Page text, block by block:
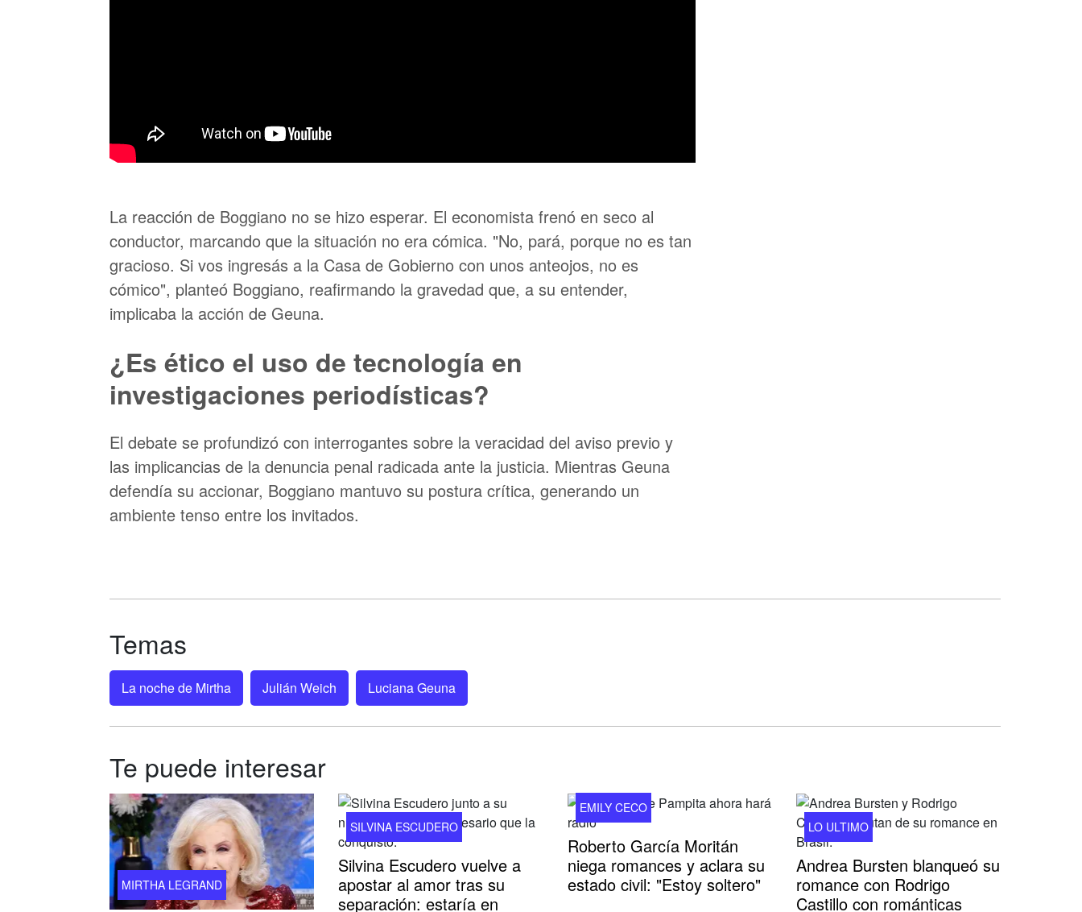
La reacción de Boggiano no se hizo esperar. El economista frenó en seco al
conductor, marcando que la situación no era cómica. "No, pará, porque no es tan
gracioso. Si vos ingresás a la Casa de Gobierno con unos anteojos, no es
cómico", planteó Boggiano, reafirmando la gravedad que, a su entender,
implicaba la acción de Geuna.
¿Es ético el uso de tecnología en
investigaciones periodísticas?
El debate se profundizó con interrogantes sobre la veracidad del aviso previo y
las implicancias de la denuncia penal radicada ante la justicia. Mientras Geuna
defendía su accionar, Boggiano mantuvo su postura crítica, generando un
ambiente tenso entre los invitados.
Temas
La noche de Mirtha Julián Weich Luciana Geuna
Te puede interesar
MIRTHA LEGRAND
SILVINA ESCUDERO
Silvina Escudero vuelve a
apostar al amor tras su
separación: estaría en
EMILY CECO
Roberto García Moritán
niega romances y aclara su
estado civil: "Estoy soltero"
LO ULTIMO
Andrea Bursten blanqueó su
romance con Rodrigo
Castillo con románticas